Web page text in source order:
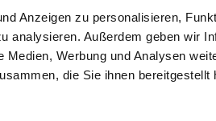
Anzeigen zu personalisieren,
analysieren. Außerdem geben wir
Werbung und Analysen
die Sie ihnen